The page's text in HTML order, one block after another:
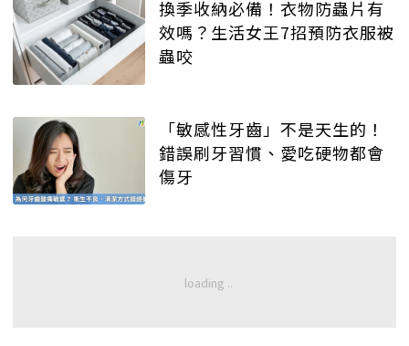
換季收納必備！衣物防蟲片有
效嗎？生活女王7招預防衣服被
蟲咬
「敏感性牙齒」不是天生的！
錯誤刷牙習慣、愛吃硬物都會
傷牙